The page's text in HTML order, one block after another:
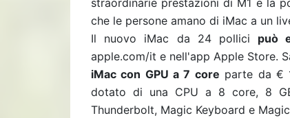
straordinarie prestazioni di M1 e la
che le persone amano di iMac a un
Il nuovo iMac da 24 pollici può
apple.com/it e nell'app Apple Store.
iMac con GPU a 7 core parte da €
dotato di una CPU a 8 core, 8
Thunderbolt, Magic Keyboard e